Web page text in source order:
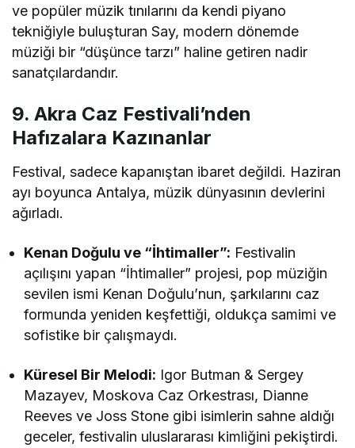
ve popüler müzik tınılarını da kendi piyano
tekniğiyle buluşturan Say, modern dönemde
müziği bir “düşünce tarzı” haline getiren nadir
sanatçılardandır.
9. Akra Caz Festivali’nden
Hafızalara Kazınanlar
Festival, sadece kapanıştan ibaret değildi. Haziran
ayı boyunca Antalya, müzik dünyasının devlerini
ağırladı.
Kenan Doğulu ve “İhtimaller”: Festivalin
açılışını yapan “İhtimaller” projesi, pop müziğin
sevilen ismi Kenan Doğulu’nun, şarkılarını caz
formunda yeniden keşfettiği, oldukça samimi ve
sofistike bir çalışmaydı.
Küresel Bir Melodi: Igor Butman & Sergey
Mazayev, Moskova Caz Orkestrası, Dianne
Reeves ve Joss Stone gibi isimlerin sahne aldığı
geceler, festivalin uluslararası kimliğini pekiştirdi.